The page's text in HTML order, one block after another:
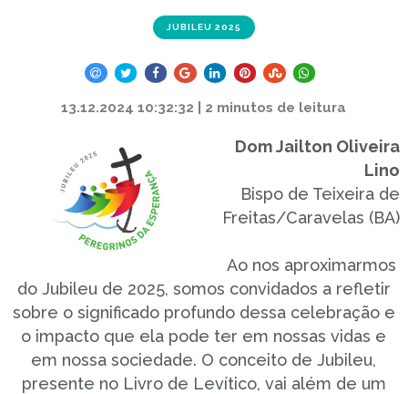
JUBILEU 2025
13.12.2024 10:32:32 | 2 minutos de leitura
Dom Jailton Oliveira
Lino
Bispo de Teixeira de
Freitas/Caravelas (BA)
Ao nos aproximarmos
do Jubileu de 2025, somos convidados a refletir
sobre o significado profundo dessa celebração e
o impacto que ela pode ter em nossas vidas e
em nossa sociedade. O conceito de Jubileu,
presente no Livro de Levítico, vai além de um